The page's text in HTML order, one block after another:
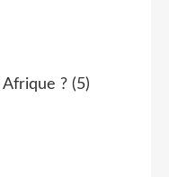
Afrique ? (5)